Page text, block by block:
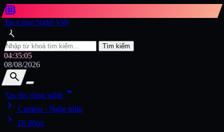
developer_board
Tin Công Nghệ Việt
search
Tìm kiếm
04:35:07
08/08/2026
search
search
Tin tức công nghệarrow_drop_down
chevron_right
Camera - Nghe nhìn
chevron_right Di động